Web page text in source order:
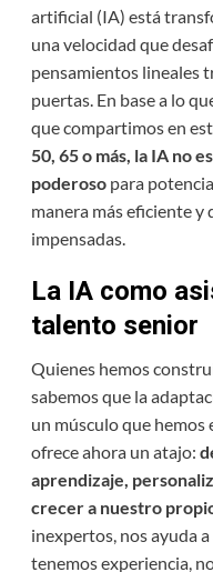
artificial (IA) está
una velocidad que
pensamientos lineales
puertas. En base a lo
que compartimos en
50, 65 o más, la IA no
poderosopara
manera más eficiente
impensadas.
La IA como
talento senior
Quienes hemos
sabemos que la
un músculo que hemos
ofrece ahora un atajo:
aprendizaje,
crecer a nuestro
inexpertos, nos ayuda
tenemos experiencia,